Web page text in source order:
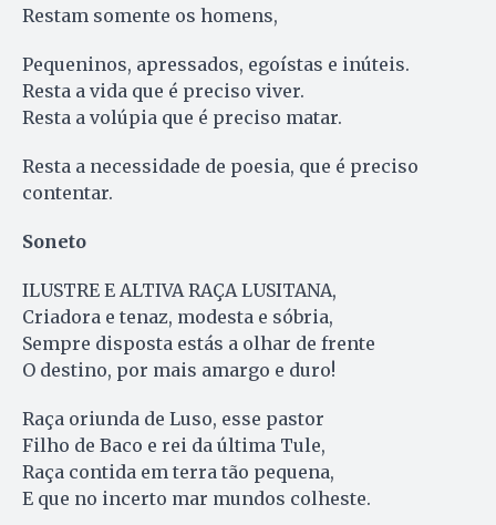
Restam somente os homens,
Pequeninos, apressados, egoístas e inúteis.
Resta a vida que é preciso viver.
Resta a volúpia que é preciso matar.
Resta a necessidade de poesia, que é preciso
contentar.
Soneto
ILUSTRE E ALTIVA RAÇA LUSITANA,
Criadora e tenaz, modesta e sóbria,
Sempre disposta estás a olhar de frente
O destino, por mais amargo e duro!
Raça oriunda de Luso, esse pastor
Filho de Baco e rei da última Tule,
Raça contida em terra tão pequena,
E que no incerto mar mundos colheste.